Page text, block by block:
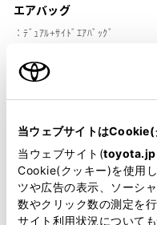
当ウェブサイトはCookie(
当ウェブサイト(toyota.jp
Cookie(クッキー)を使用
ツや広告の表示、ソーシ
数やクリック数の測定を
サイト利用状況について
エアバッグ
：ﾃﾞｭｱﾙ+ｻｲﾄﾞｴｱﾊﾞｯｸﾞ
※ グレードによって予防安全
す。また、道路状況、車両
ます。詳しくは、販売店ス
※ 予防安全装置はドライバー
能を過信せず、安全運転を